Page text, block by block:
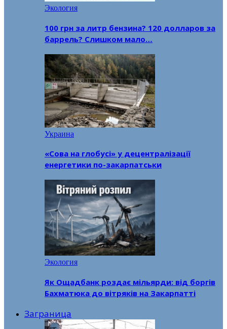
Экология
100 грн за литр бензина? 120 долларов за
баррель? Слишком мало…
Украина
«Сова на глобусі» у децентралізації
енергетики по-закарпатськи
Экология
Як Ощадбанк роздає мільярди: від боргів
Бахматюка до вітряків на Закарпатті
Заграница